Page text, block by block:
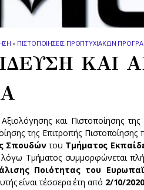
» ΠΙΣΤΟΠΟΙΗΣΕΙΣ ΠΡΟΠΤΥΧΙΑΚΩΝ
ΚΑΙ
και Πιστοποίησης
της Επιτροπής
Σπουδώντου Τμήματος
Τμήματος συμμορφώνεται
Ποιότητας του
είναι τέσσερα έτη από 2/10/2020